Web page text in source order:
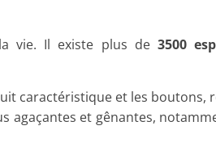
vie. Il existe plus de 3500
caractéristique et les boutons,
agaçantes et gênantes,